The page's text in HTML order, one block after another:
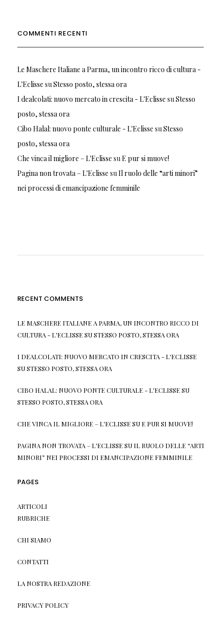
COMMENTI RECENTI
Le Maschere Italiane a Parma, un incontro ricco di cultura -
L'Eclisse su Stesso posto, stessa ora
I dealcolati: nuovo mercato in crescita - L'Eclisse su Stesso
posto, stessa ora
Cibo Halal: nuovo ponte culturale - L'Eclisse su Stesso
posto, stessa ora
Che vinca il migliore – L'Eclisse su E pur si muove!
Pagina non trovata – L'Eclisse su Il ruolo delle “arti minori”
nei processi di emancipazione femminile
RECENT COMMENTS
LE MASCHERE ITALIANE A PARMA, UN INCONTRO RICCO DI
CULTURA - L'ECLISSESUSTESSO POSTO, STESSA ORA
I DEALCOLATI: NUOVO MERCATO IN CRESCITA - L'ECLISSE
SUSTESSO POSTO, STESSA ORA
CIBO HALAL: NUOVO PONTE CULTURALE - L'ECLISSESU
STESSO POSTO, STESSA ORA
CHE VINCA IL MIGLIORE – L'ECLISSESU E PUR SI MUOVE!
PAGINA NON TROVATA – L'ECLISSESU IL RUOLO DELLE “ARTI
MINORI” NEI PROCESSI DI EMANCIPAZIONE FEMMINILE
PAGES
ARTICOLI
RUBRICHE
CHI SIAMO
CONTATTI
LA NOSTRA REDAZIONE
PRIVACY POLICY